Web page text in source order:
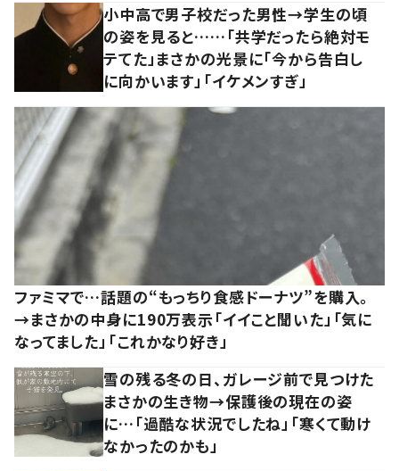
小中高で男子校だった男性→学生の頃
の姿を見ると……「共学だったら絶対モ
テてた」まさかの光景に「今から告白し
に向かいます」「イケメンすぎ」
ファミマで…話題の“もっちり食感ドーナツ”を購入。
→まさかの中身に190万表示「イイこと聞いた」「気に
なってました」「これかなり好き」
雪の残る冬の日、ガレージ前で見つけた
まさかの生き物→保護後の現在の姿
に…「過酷な状況でしたね」「寒くて動け
なかったのかも」